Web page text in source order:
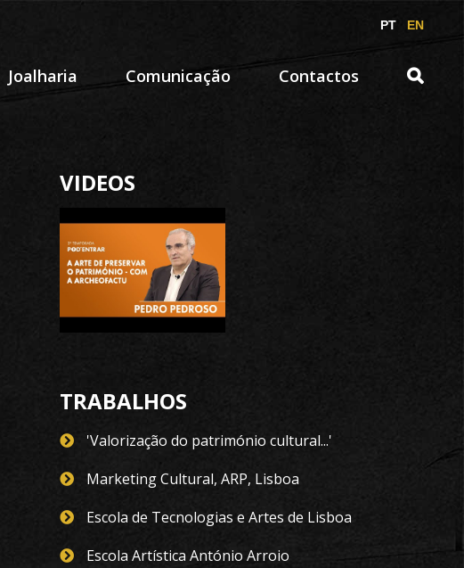
PT EN
Joalharia Comunicação Contactos
VIDEOS
TRABALHOS
'Valorização do património cultural...'
Marketing Cultural, ARP, Lisboa
Escola de Tecnologias e Artes de Lisboa
Escola Artística António Arroio